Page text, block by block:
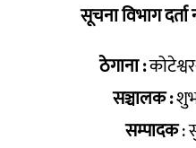
सूचना विभाग
ठेगाना :
सञ्चालक :
सम्पादक: